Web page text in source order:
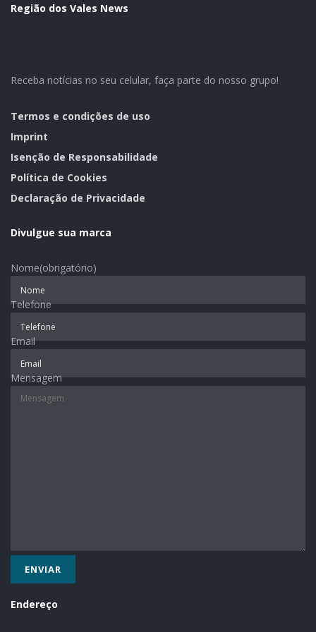
referentes aos investimentos que o município vem
42.212.150,00.
Região dos Vales News
Receba notícias no seu celular, faça parte do nosso grupo!
Termos e condições de uso
Imprint
Isenção de Responsabilidade
Política de Cookies
Declaração de Privacidade
Divulgue sua marca
Nome(obrigatório)
Telefone
Email
Mensagem
Endereço